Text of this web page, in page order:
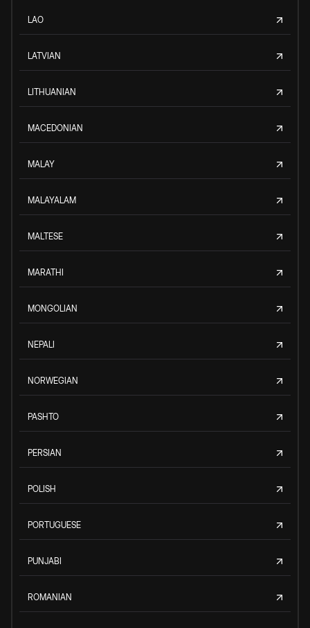
LAO
LATVIAN
LITHUANIAN
MACEDONIAN
MALAY
MALAYALAM
MALTESE
MARATHI
MONGOLIAN
NEPALI
NORWEGIAN
PASHTO
PERSIAN
POLISH
PORTUGUESE
PUNJABI
ROMANIAN